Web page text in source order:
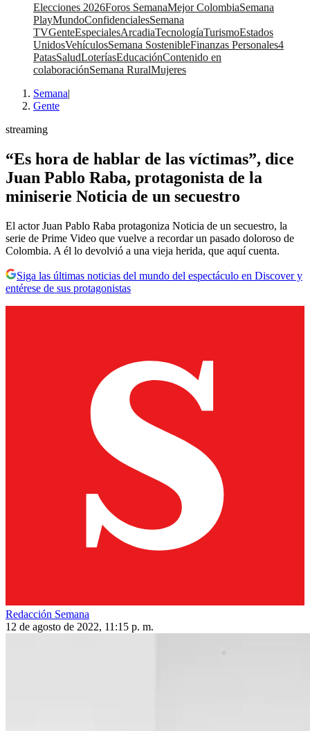
Elecciones 2026Foros SemanaMejor ColombiaSemana
PlayMundoConfidencialesSemana
TVGenteEspecialesArcadiaTecnologíaTurismoEstados
UnidosVehículosSemana SostenibleFinanzas Personales4
PatasSaludLoteríasEducaciónContenido en
colaboraciónSemana RuralMujeres
Semana|
Gente
streaming
“Es hora de hablar de las víctimas”, dice
Juan Pablo Raba, protagonista de la
miniserie Noticia de un secuestro
El actor Juan Pablo Raba protagoniza Noticia de un secuestro, la
serie de Prime Video que vuelve a recordar un pasado doloroso de
Colombia. A él lo devolvió a una vieja herida, que aquí cuenta.
Siga las últimas noticias del mundo del espectáculo en Discover y
entérese de sus protagonistas
Redacción Semana
12 de agosto de 2022, 11:15 p. m.